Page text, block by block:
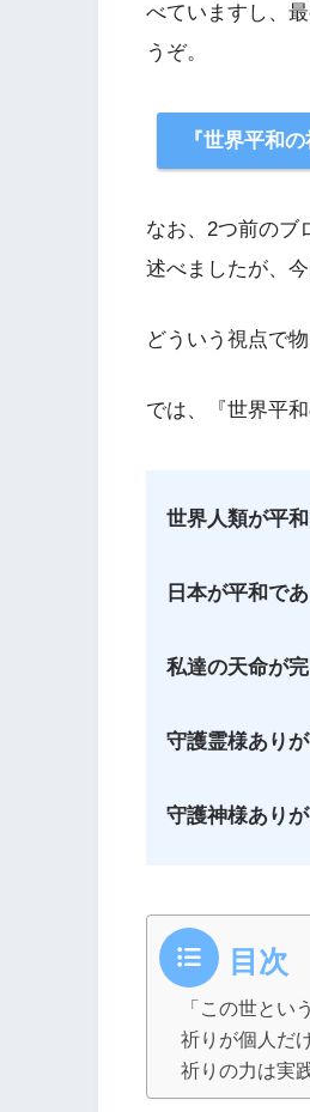
べていますし、
うぞ。
『世界平和
なお、2つ前のブ
述べましたが、
どういう視点で
では、『世界平
世界人類が平
日本が平和で
私達の天命が
守護霊様あり
守護神様あり
目次
「この世とい
祈りが個人だ
祈りの力は実